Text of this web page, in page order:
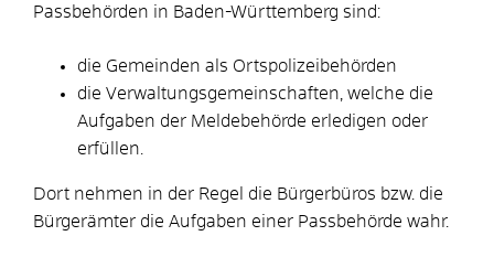
Passbehörden in Baden-Württemberg sind:
die Gemeinden als Ortspolizeibehörden
die Verwaltungsgemeinschaften, welche die
Aufgaben der Meldebehörde erledigen oder
erfüllen.
Dort nehmen in der Regel die Bürgerbüros bzw. die
Bürgerämter die Aufgaben einer Passbehörde wahr.